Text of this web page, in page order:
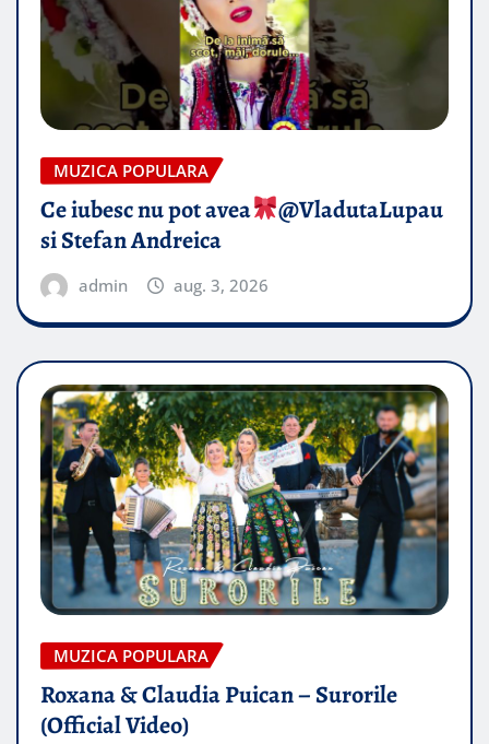
MUZICA POPULARA
Ce iubesc nu pot avea
​@VladutaLupau
si Stefan Andreica
admin aug. 3, 2026
MUZICA POPULARA
Roxana & Claudia Puican – Surorile
(Official Video)